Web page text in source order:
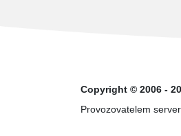
Copyright © 2006 -
Provozovatelem